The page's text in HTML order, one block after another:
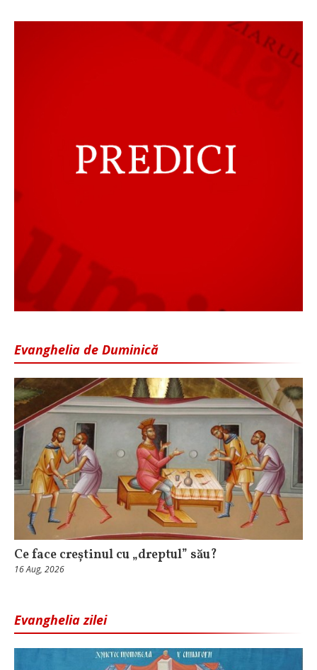
Evanghelia de Duminică
Ce face creștinul cu „dreptul” său?
16 Aug, 2026
Evanghelia zilei